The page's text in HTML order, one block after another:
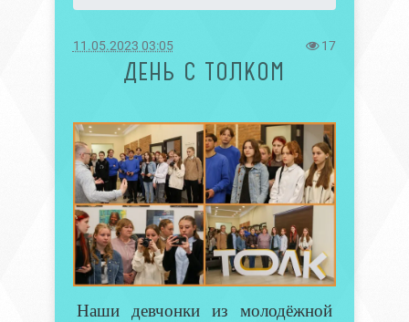
11.05.2023 03:05 17
ДЕНЬ С ТОЛКОМ
Наши девчонки из молодёжной